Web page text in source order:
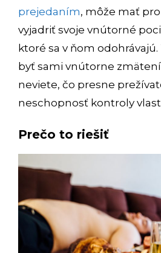
prejedaním, môže mať
vyjadriť svoje vnútorné
ktoré sa v ňom
byť sami vnútorne zmätení
neviete, čo presne
neschopnosť kontroly
Prečo to riešiť